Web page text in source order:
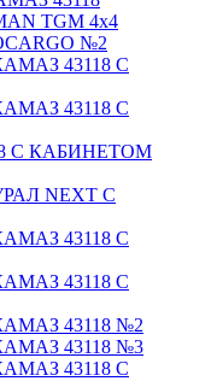
TGM 4x4
№2
43118 С
43118 С
С КАБИНЕТОМ
NEXT С
43118 С
43118 С
43118 №2
43118 №3
43118 С